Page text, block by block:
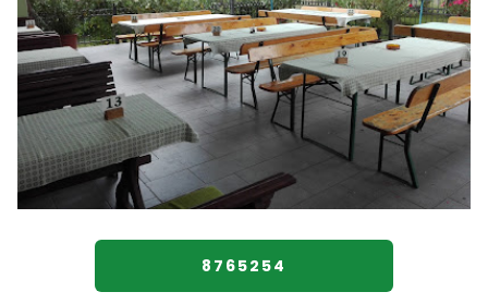
8765254